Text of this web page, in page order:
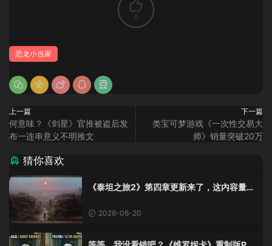
0
恐龙小当家
上一篇
何意味？《剑星》官推被盗后发
布一连串意义不明推文
下一篇
类宝可梦游戏《一次性交易大
师》销量突破20万
猜你喜欢
《泰坦之旅2》第四章更新来了，这内容量感
2026-06-20